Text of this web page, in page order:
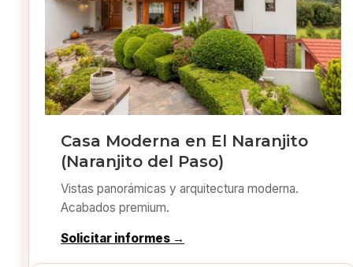
Casa Moderna en El Naranjito
(Naranjito del Paso)
Vistas panorámicas y arquitectura moderna.
Acabados premium.
Solicitar informes →